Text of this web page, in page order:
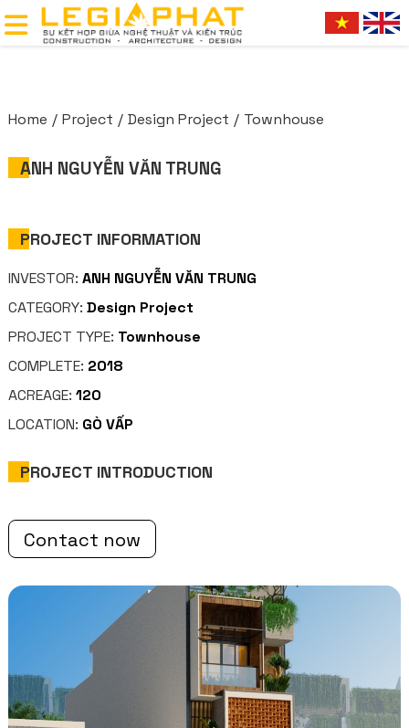
Home Project Design Project Townhouse
ANH NGUYỄN VĂN TRUNG
PROJECT INFORMATION
INVESTOR: ANH NGUYỄN VĂN TRUNG
CATEGORY: Design Project
PROJECT TYPE: Townhouse
COMPLETE: 2018
ACREAGE: 120
LOCATION: GÒ VẤP
PROJECT INTRODUCTION
Contact now